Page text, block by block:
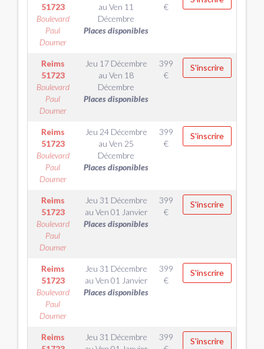
51723
Boulevard
Paul
Doumer
au Ven 11
Décembre
Places disponibles
€
Reims
51723
Boulevard
Paul
Doumer
Jeu 17 Décembre
au Ven 18
Décembre
Places disponibles
399
€
S'inscrire
Reims
51723
Boulevard
Paul
Doumer
Jeu 24 Décembre
au Ven 25
Décembre
Places disponibles
399
€
S'inscrire
Reims
51723
Boulevard
Paul
Doumer
Jeu 31 Décembre
au Ven 01 Janvier
Places disponibles
399
€
S'inscrire
Reims
51723
Boulevard
Paul
Doumer
Jeu 31 Décembre
au Ven 01 Janvier
Places disponibles
399
€
S'inscrire
Reims
Jeu 31 Décembre
399
S'inscrire